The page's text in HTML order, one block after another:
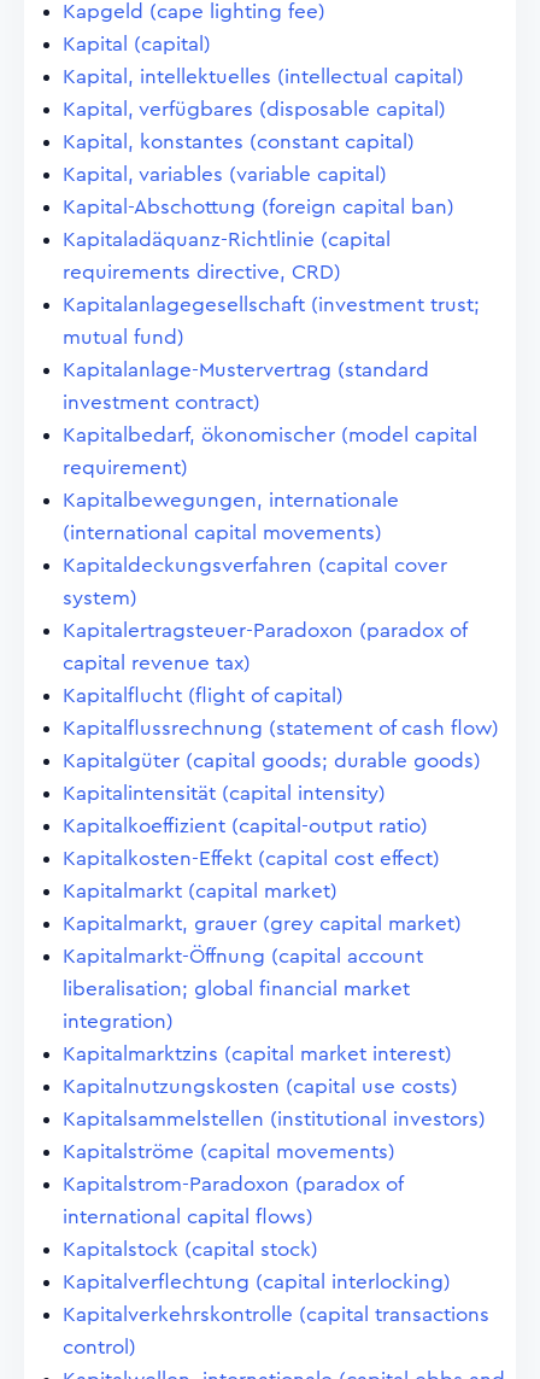
Kapgeld (cape lighting fee)
Kapital (capital)
Kapital, intellektuelles (intellectual capital)
Kapital, verfügbares (disposable capital)
Kapital, konstantes (constant capital)
Kapital, variables (variable capital)
Kapital-Abschottung (foreign capital ban)
Kapitaladäquanz-Richtlinie (capital
requirements directive, CRD)
Kapitalanlagegesellschaft (investment trust;
mutual fund)
Kapitalanlage-Mustervertrag (standard
investment contract)
Kapitalbedarf, ökonomischer (model capital
requirement)
Kapitalbewegungen, internationale
(international capital movements)
Kapitaldeckungsverfahren (capital cover
system)
Kapitalertragsteuer-Paradoxon (paradox of
capital revenue tax)
Kapitalflucht (flight of capital)
Kapitalflussrechnung (statement of cash flow)
Kapitalgüter (capital goods; durable goods)
Kapitalintensität (capital intensity)
Kapitalkoeffizient (capital-output ratio)
Kapitalkosten-Effekt (capital cost effect)
Kapitalmarkt (capital market)
Kapitalmarkt, grauer (grey capital market)
Kapitalmarkt-Öffnung (capital account
liberalisation; global financial market
integration)
Kapitalmarktzins (capital market interest)
Kapitalnutzungskosten (capital use costs)
Kapitalsammelstellen (institutional investors)
Kapitalströme (capital movements)
Kapitalstrom-Paradoxon (paradox of
international capital flows)
Kapitalstock (capital stock)
Kapitalverflechtung (capital interlocking)
Kapitalverkehrskontrolle (capital transactions
control)